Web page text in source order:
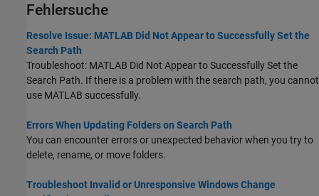
Fehlersuche
Resolve Issue: MATLAB Did Not Appear to Successfully Set the
Search Path
Troubleshoot: MATLAB Did Not Appear to Successfully Set the
Search Path. If there is a problem with the search path, you cannot
use MATLAB successfully.
Errors When Updating Folders on Search Path
You can encounter errors or unexpected behavior when you try to
delete, rename, or move folders.
Troubleshoot Invalid or Unresponsive Windows Change